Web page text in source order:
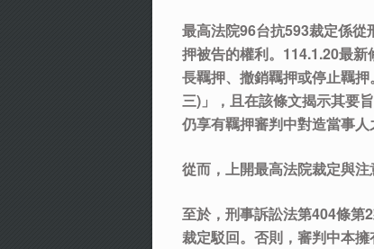
最高法院96台抗593裁定係
押被告的權利。114.1.20最
長羈押、撤銷羈押或停止羈
三)」，且在該條文揭示其要
仍享有羈押審判中對造當事人
從而，上開最高法院裁定與
至於，刑事訴訟法第404條第
裁定駁回。否則，審判中本